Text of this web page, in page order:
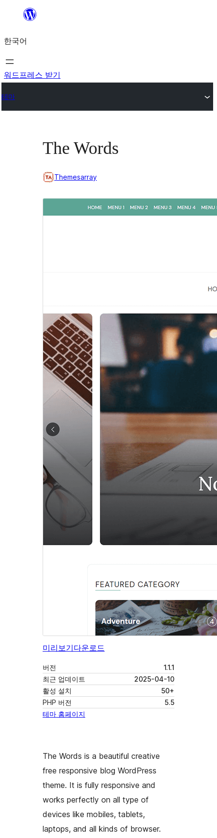
츠
로
바
가
한국어
워드프레스 받기
테마
The Words
Themesarray
미리보기다운로드
버전
1.1.1
최근 업데이트
2025-04-10
활성 설치
50+
PHP 버전
5.5
테마 홈페이지
The Words is a beautiful creative
free responsive blog WordPress
theme. It is fully responsive and
works perfectly on all type of
devices like mobiles, tablets,
laptops, and all kinds of browser.